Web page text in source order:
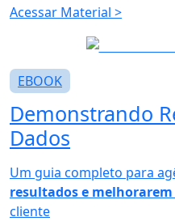
Acessar Material >
EBOOK
Demonstrando
Dados
Um guia completo para
resultados e
cliente